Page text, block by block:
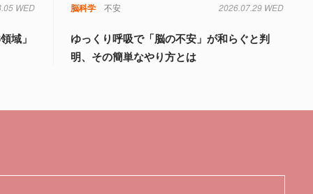
WED
域」
脳科学 不安 2026.07.29 WED
ゆっくり呼吸で「脳の不安」が和らぐと判
明、その簡単なやり方とは